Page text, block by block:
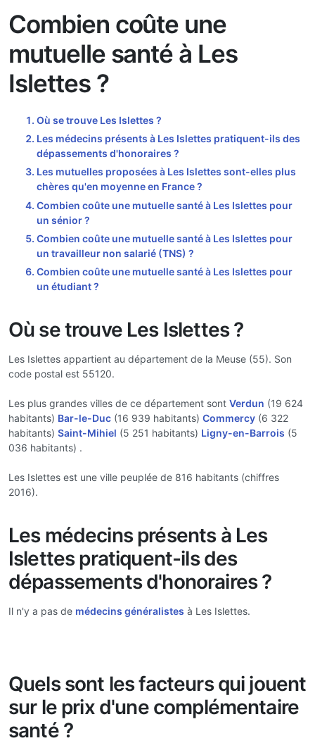
Combien coûte une
mutuelle santé à Les
Islettes ?
Où se trouve Les Islettes ?
Les médecins présents à Les Islettes pratiquent-ils des
dépassements d'honoraires ?
Les mutuelles proposées à Les Islettes sont-elles plus
chères qu'en moyenne en France ?
Combien coûte une mutuelle santé à Les Islettes pour
un sénior ?
Combien coûte une mutuelle santé à Les Islettes pour
un travailleur non salarié (TNS) ?
Combien coûte une mutuelle santé à Les Islettes pour
un étudiant ?
Où se trouve Les Islettes ?
Les Islettes appartient au département de la Meuse (55). Son
code postal est 55120.
Les plus grandes villes de ce département sont Verdun (19 624
habitants) Bar-le-Duc (16 939 habitants) Commercy (6 322
habitants) Saint-Mihiel (5 251 habitants) Ligny-en-Barrois (5
036 habitants) .
Les Islettes est une ville peuplée de 816 habitants (chiffres
2016).
Les médecins présents à Les
Islettes pratiquent-ils des
dépassements d'honoraires ?
Il n'y a pas de médecins généralistes à Les Islettes.
Quels sont les facteurs qui jouent
sur le prix d'une complémentaire
santé ?